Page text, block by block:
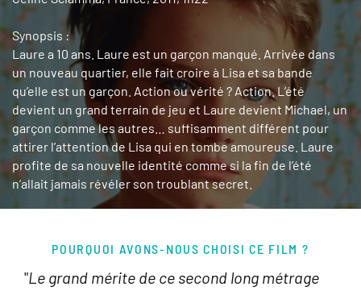
Synopsis :
Laure a 10 ans. Laure est un garçon manqué. Arrivée dans
un nouveau quartier, elle fait croire à Lisa et sa bande
qu’elle est un garçon. Action ou vérité ? Action. L’été
devient un grand terrain de jeu et Laure devient Michael, un
garçon comme les autres… suffisamment différent pour
attirer l’attention de Lisa qui en tombe amoureuse. Laure
profite de sa nouvelle identité comme si la fin de l’été
n’allait jamais révéler son troublant secret.
POURQUOI AVONS-NOUS CHOISI CE FILM ?
"Le grand mérite de ce second long métrage